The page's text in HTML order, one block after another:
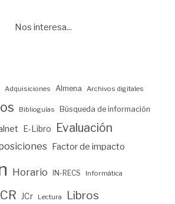
Nos interesa...
Adquisiciones Almena Archivos digitales
Biblioguías Búsqueda de información
E-Libro Evaluación
Factor de impacto
Horario IN-RECS Informática
JCr Lectura Libros